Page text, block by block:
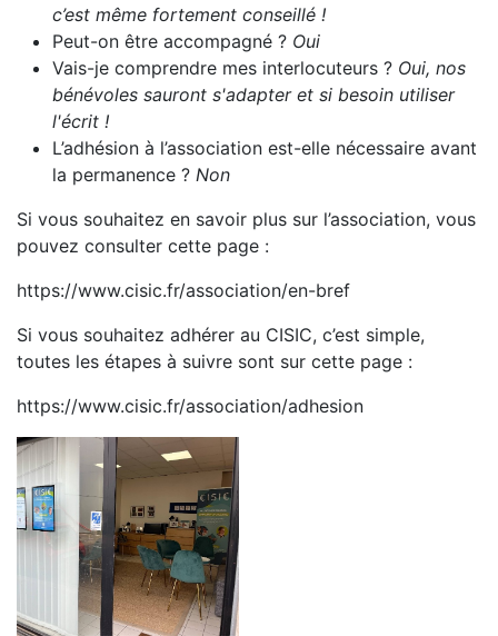
c’est même fortement conseillé !
Peut-on être accompagné ? Oui
Vais-je comprendre mes interlocuteurs ? Oui, nos
bénévoles sauront s'adapter et si besoin utiliser
l'écrit !
L’adhésion à l’association est-elle nécessaire avant
la permanence ? Non
Si vous souhaitez en savoir plus sur l’association, vous
pouvez consulter cette page :
https://www.cisic.fr/association/en-bref
Si vous souhaitez adhérer au CISIC, c’est simple,
toutes les étapes à suivre sont sur cette page :
https://www.cisic.fr/association/adhesion